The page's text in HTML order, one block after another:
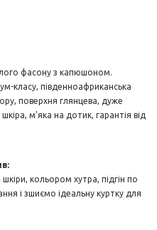
фасону з капюшоном.
класу, південноафриканська
поверхня глянцева, дуже
м'яка на дотик, гарантія від
кольором хутра, підгін по
і зшиємо ідеальну куртку для